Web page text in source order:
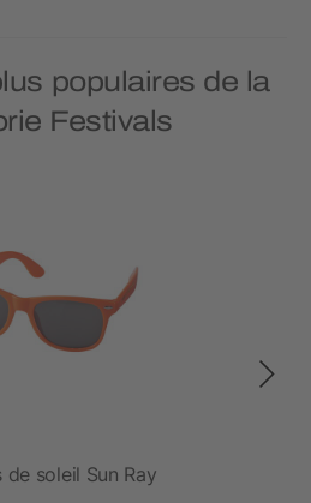
populaires de la
Festivals
de soleil Sun Ray